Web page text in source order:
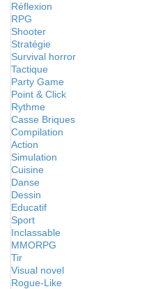
Réflexion
RPG
Shooter
Stratégie
Survival horror
Tactique
Party Game
Point & Click
Rythme
Casse Briques
Compilation
Action
Simulation
Cuisine
Danse
Dessin
Educatif
Sport
Inclassable
MMORPG
Tir
Visual novel
Rogue-Like